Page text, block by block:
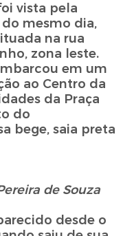
vista pela
mesmo dia,
na rua
zona leste.
em um
ao Centro da
da Praça
do
bege, saia preta
de Souza
desde o